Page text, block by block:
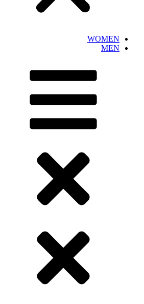
WOMEN
MEN